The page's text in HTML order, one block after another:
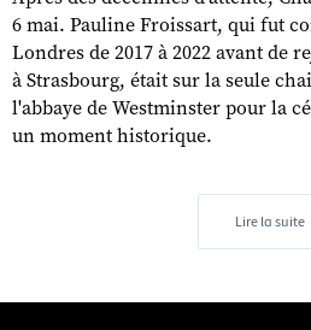
6 mai. Pauline Froissart, qui fut
Londres de 2017 à 2022 avant de
à Strasbourg, était sur la seule
l'abbaye de Westminster pour la
un moment historique.
Lire la suite